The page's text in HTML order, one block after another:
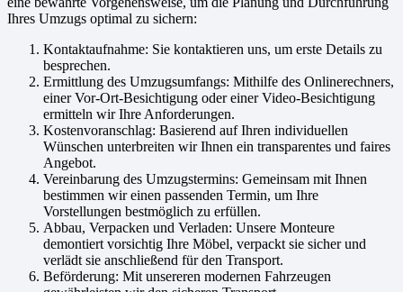
Ihres Umzugs optimal zu sichern:
Kontaktaufnahme: Sie kontaktieren uns, um erste Details zu
besprechen.
Ermittlung des Umzugsumfangs: Mithilfe des Onlinerechners,
einer Vor-Ort-Besichtigung oder einer Video-Besichtigung
ermitteln wir Ihre Anforderungen.
Kostenvoranschlag: Basierend auf Ihren individuellen
Wünschen unterbreiten wir Ihnen ein transparentes und faires
Angebot.
Vereinbarung des Umzugstermins: Gemeinsam mit Ihnen
bestimmen wir einen passenden Termin, um Ihre
Vorstellungen bestmöglich zu erfüllen.
Abbau, Verpacken und Verladen: Unsere Monteure
demontiert vorsichtig Ihre Möbel, verpackt sie sicher und
verlädt sie anschließend für den Transport.
Beförderung: Mit unsereren modernen Fahrzeugen